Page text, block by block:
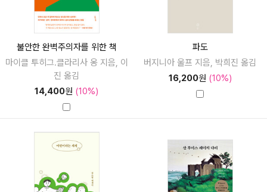
불안한 완벽주의자를 위한 책
마이클 투히그.클라리사 옹 지음, 이
진 옮김
14,400원 (10%)
파도
버지니아 울프 지음, 박희진 옮김
16,200원 (10%)